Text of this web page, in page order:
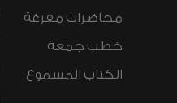
محاضرات مفرغة
خطب جمعة
الكتاب المسموع